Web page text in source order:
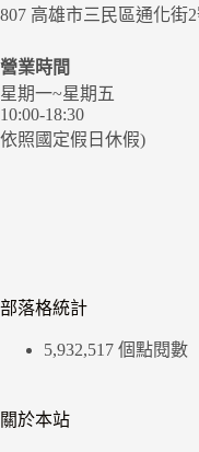
807 高雄市三民區通化街
營業時間
星期一~星期五
10:00-18:30
依照國定假日休假)
部落格統計
5,932,517 個點閱數
關於本站